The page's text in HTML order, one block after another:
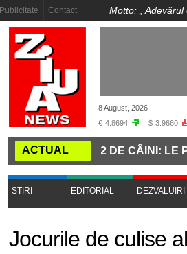
Publicitate Contact Motto: „ Adevărul
8 August, 2026
€ 4.8694 $ 3.9660
ACTUAL
A UCIS 662 DE CÂINI: LE
STIRI EDITORIAL DEZVALUIRI
Jocurile de culise